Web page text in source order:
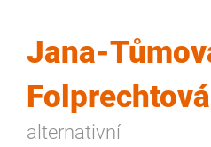
Jana-
Folprechtová
alternativní